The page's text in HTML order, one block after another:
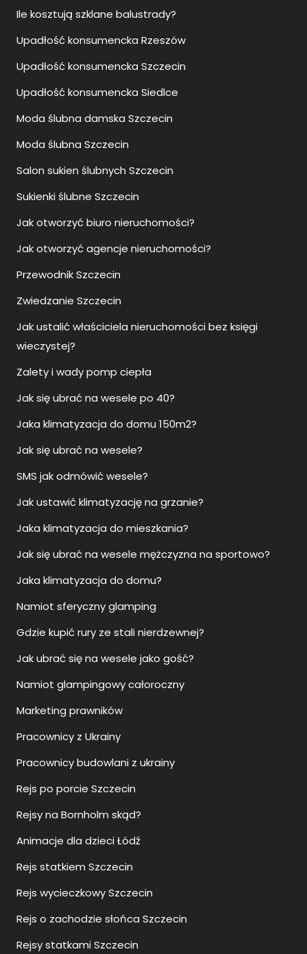
Ile kosztują szklane balustrady?
Upadłość konsumencka Rzeszów
Upadłość konsumencka Szczecin
Upadłość konsumencka Siedlce
Moda ślubna damska Szczecin
Moda ślubna Szczecin
Salon sukien ślubnych Szczecin
Sukienki ślubne Szczecin
Jak otworzyć biuro nieruchomości?
Jak otworzyć agencje nieruchomości?
Przewodnik Szczecin
Zwiedzanie Szczecin
Jak ustalić właściciela nieruchomości bez księgi
wieczystej?
Zalety i wady pomp ciepła
Jak się ubrać na wesele po 40?
Jaka klimatyzacja do domu 150m2?
Jak się ubrać na wesele?
SMS jak odmówić wesele?
Jak ustawić klimatyzację na grzanie?
Jaka klimatyzacja do mieszkania?
Jak się ubrać na wesele mężczyzna na sportowo?
Jaka klimatyzacja do domu?
Namiot sferyczny glamping
Gdzie kupić rury ze stali nierdzewnej?
Jak ubrać się na wesele jako gość?
Namiot glampingowy całoroczny
Marketing prawników
Pracownicy z Ukrainy
Pracownicy budowlani z ukrainy
Rejs po porcie Szczecin
Rejsy na Bornholm skąd?
Animacje dla dzieci Łódź
Rejs statkiem Szczecin
Rejs wycieczkowy Szczecin
Rejs o zachodzie słońca Szczecin
Rejsy statkami Szczecin